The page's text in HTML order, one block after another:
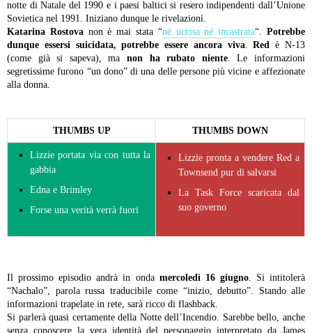
notte di Natale del 1990 e i paesi baltici si resero indipendenti dall’Unione
Sovietica nel 1991. Iniziano dunque le rivelazioni.
Katarina Rostovanon è mai stata “né uccisa né incastrata“.Potrebbe
dunque essersi suicidata, potrebbe essere ancora viva.Red è N-13
(come già si sapeva), ma non ha rubato niente. Le informazioni
segretissime furono “un dono” di una delle persone più vicine e affezionate
alla donna.
THUMBS UP THUMBS DOWN
Lizzie portata via con tutta la
gabbia
Edna e Brimley
Forse una verità verrà fuori
Lizzie pronta a vendere Red a
Townsend pur di salvarsi
La Task Force scaricata dal
suo governo
Il prossimo episodio andrà in onda mercoledì 16 giugno. Si intitolerà
“Nachalo”, parola russa traducibile come “inizio, debutto”. Stando alle
informazioni trapelate in rete, sarà ricco di flashback.
Si parlerà quasi certamente della Notte dell’Incendio. Sarebbe bello, anche
senza conoscere la vera identità del personaggio interpretato da James